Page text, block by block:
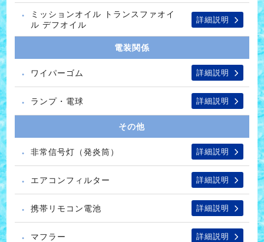
ミッションオイル トランスファオイ
ル デフオイル
詳細説明
電装関係
ワイパーゴム 詳細説明
ランプ・電球 詳細説明
その他
非常信号灯（発炎筒） 詳細説明
エアコンフィルター 詳細説明
携帯リモコン電池 詳細説明
マフラー 詳細説明